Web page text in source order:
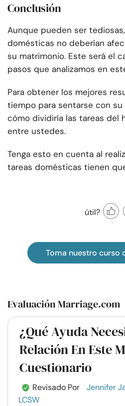
Conclusión
Aunque pueden ser
domésticas no deberían
su matrimonio. Este será el
pasos que analizamos en
Para obtener los mejores
tiempo para sentarse con
cómo dividiría las tareas del
entre ustedes.
Tenga esto en cuenta al
tareas domésticas tienen
útil?
Toma nuestro curso
Evaluación Marriage.com
¿Qué Ayuda
Relación En Este
Cuestionario
Revisado Por
Jennifer
LCSW